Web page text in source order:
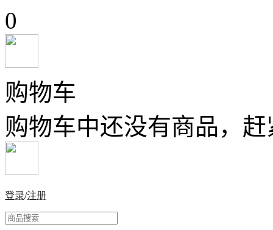
0
购物车
购物车中还没有商品，
登录/注册